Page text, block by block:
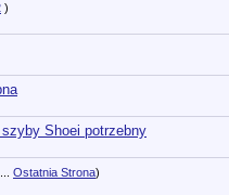
)
Shoei potrzebny
Ostatnia Strona)